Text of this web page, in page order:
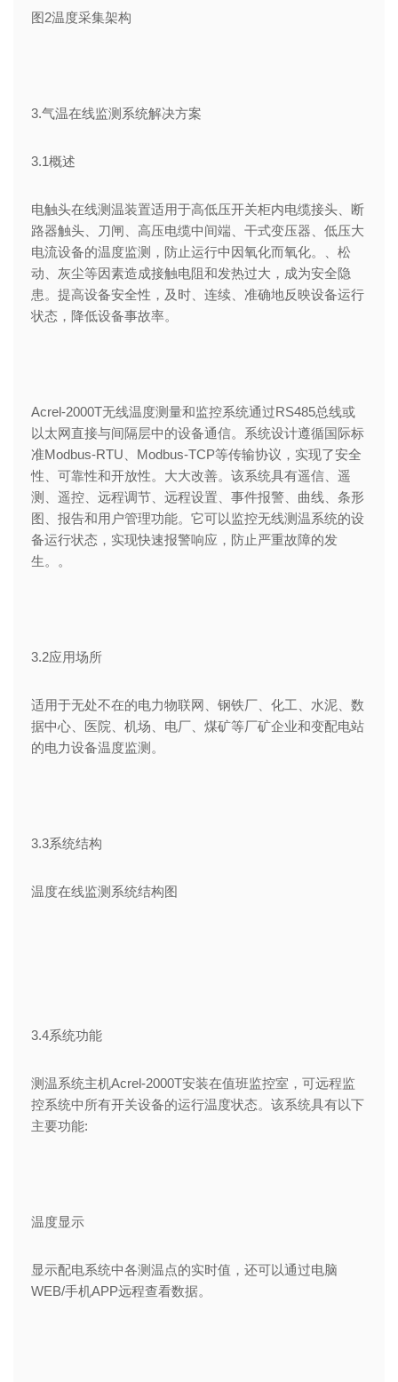
图2温度采集架构
3.气温在线监测系统解决方案
3.1概述
电触头在线测温装置适用于高低压开关柜内电缆接头、断
路器触头、刀闸、高压电缆中间端、干式变压器、低压大
电流设备的温度监测，防止运行中因氧化而氧化。、松
动、灰尘等因素造成接触电阻和发热过大，成为安全隐
患。提高设备安全性，及时、连续、准确地反映设备运行
状态，降低设备事故率。
Acrel-2000T无线温度测量和监控系统通过RS485总线或
以太网直接与间隔层中的设备通信。系统设计遵循国际标
准Modbus-RTU、Modbus-TCP等传输协议，实现了安全
性、可靠性和开放性。大大改善。该系统具有遥信、遥
测、遥控、远程调节、远程设置、事件报警、曲线、条形
图、报告和用户管理功能。它可以监控无线测温系统的设
备运行状态，实现快速报警响应，防止严重故障的发
生。。
3.2应用场所
适用于无处不在的电力物联网、钢铁厂、化工、水泥、数
据中心、医院、机场、电厂、煤矿等厂矿企业和变配电站
的电力设备温度监测。
3.3系统结构
温度在线监测系统结构图
3.4系统功能
测温系统主机Acrel-2000T安装在值班监控室，可远程监
控系统中所有开关设备的运行温度状态。该系统具有以下
主要功能:
温度显示
显示配电系统中各测温点的实时值，还可以通过电脑
WEB/手机APP远程查看数据。